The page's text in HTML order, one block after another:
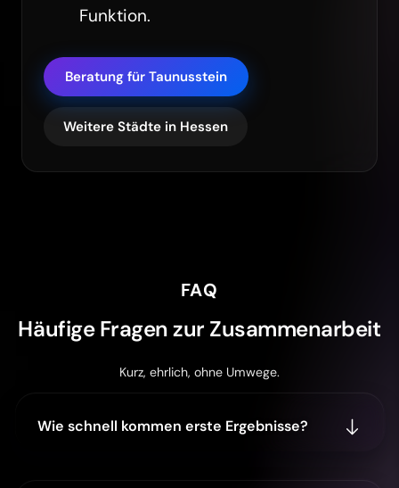
Funktion.
Beratung für Taunusstein
Weitere Städte in Hessen
FAQ
Häufige Fragen zur Zusammenarbeit
Kurz, ehrlich, ohne Umwege.
Wie schnell kommen erste Ergebnisse?